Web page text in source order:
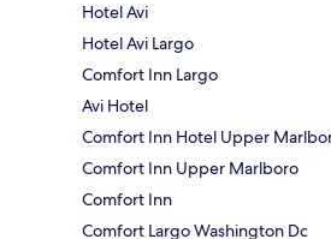
Hotel Avi
Hotel Avi Largo
Comfort Inn Largo
Avi Hotel
Comfort Inn Hotel Upper
Comfort Inn Upper Marlboro
Comfort Inn
Comfort Largo Washington Dc